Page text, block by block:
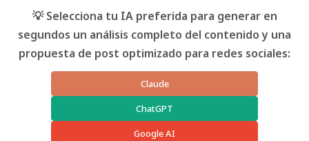
💡 Selecciona tu IA preferida para generar en
segundos un análisis completo del contenido y una
propuesta de post optimizado para redes sociales:
Claude
ChatGPT
Google AI